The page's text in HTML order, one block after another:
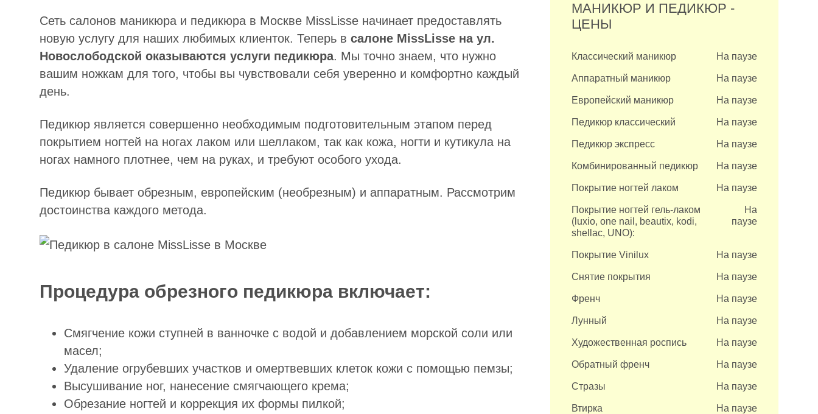
Сеть салонов маникюра и педикюра в Москве MissLisse начинает предоставлять
новую услугу для наших любимых клиенток. Теперь в салоне MissLisse на ул.
Новослободской оказываются услуги педикюра. Мы точно знаем, что нужно
вашим ножкам для того, чтобы вы чувствовали себя уверенно и комфортно каждый
день.
Педикюр является совершенно необходимым подготовительным этапом перед
покрытием ногтей на ногах лаком или шеллаком, так как кожа, ногти и кутикула на
ногах намного плотнее, чем на руках, и требуют особого ухода.
Педикюр бывает обрезным, европейским (необрезным) и аппаратным. Рассмотрим
достоинства каждого метода.
Процедура обрезного педикюра включает:
Смягчение кожи ступней в ванночке с водой и добавлением морской соли или
масел;
Удаление огрубевших участков и омертвевших клеток кожи с помощью пемзы;
Высушивание ног, нанесение смягчающего крема;
Обрезание ногтей и коррекция их формы пилкой;
МАНИКЮР И ПЕДИКЮР -
ЦЕНЫ
Классический маникюр На паузе
Аппаратный маникюр На паузе
Европейский маникюр На паузе
Педикюр классический На паузе
Педикюр экспресс На паузе
Комбинированный педикюр На паузе
Покрытие ногтей лаком На паузе
Покрытие ногтей гель-лаком
(luxio, one nail, beautix, kodi,
shellac, UNO):
На
паузе
Покрытие Vinilux На паузе
Снятие покрытия На паузе
Френч На паузе
Лунный На паузе
Художественная роспись На паузе
Обратный френч На паузе
Стразы На паузе
Втирка На паузе